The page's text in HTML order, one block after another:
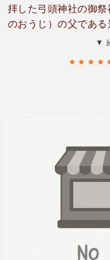
拝した弓頭神社の御
のおうじ）の父であ
いうことで、巡拝し
すが、徐々に情報を
ような導きなのかな
す。とは言え、お願
はり素敵な神様です
末社の裏は猿田彦大
れるプチ散歩道でし
▼